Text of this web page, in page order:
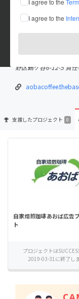
I agree to the
これまでに2件のプ
在住国：日本 現在地
出身国：日本 出身地
高品質のコーヒーを
の直火式焙煎機で丁
野区鶴ケ谷6-12-5 責
支援したプロジェクト 0
自家焙煎珈琲あおば広告
ト
プロジェクトは
2019-03-31に終了し